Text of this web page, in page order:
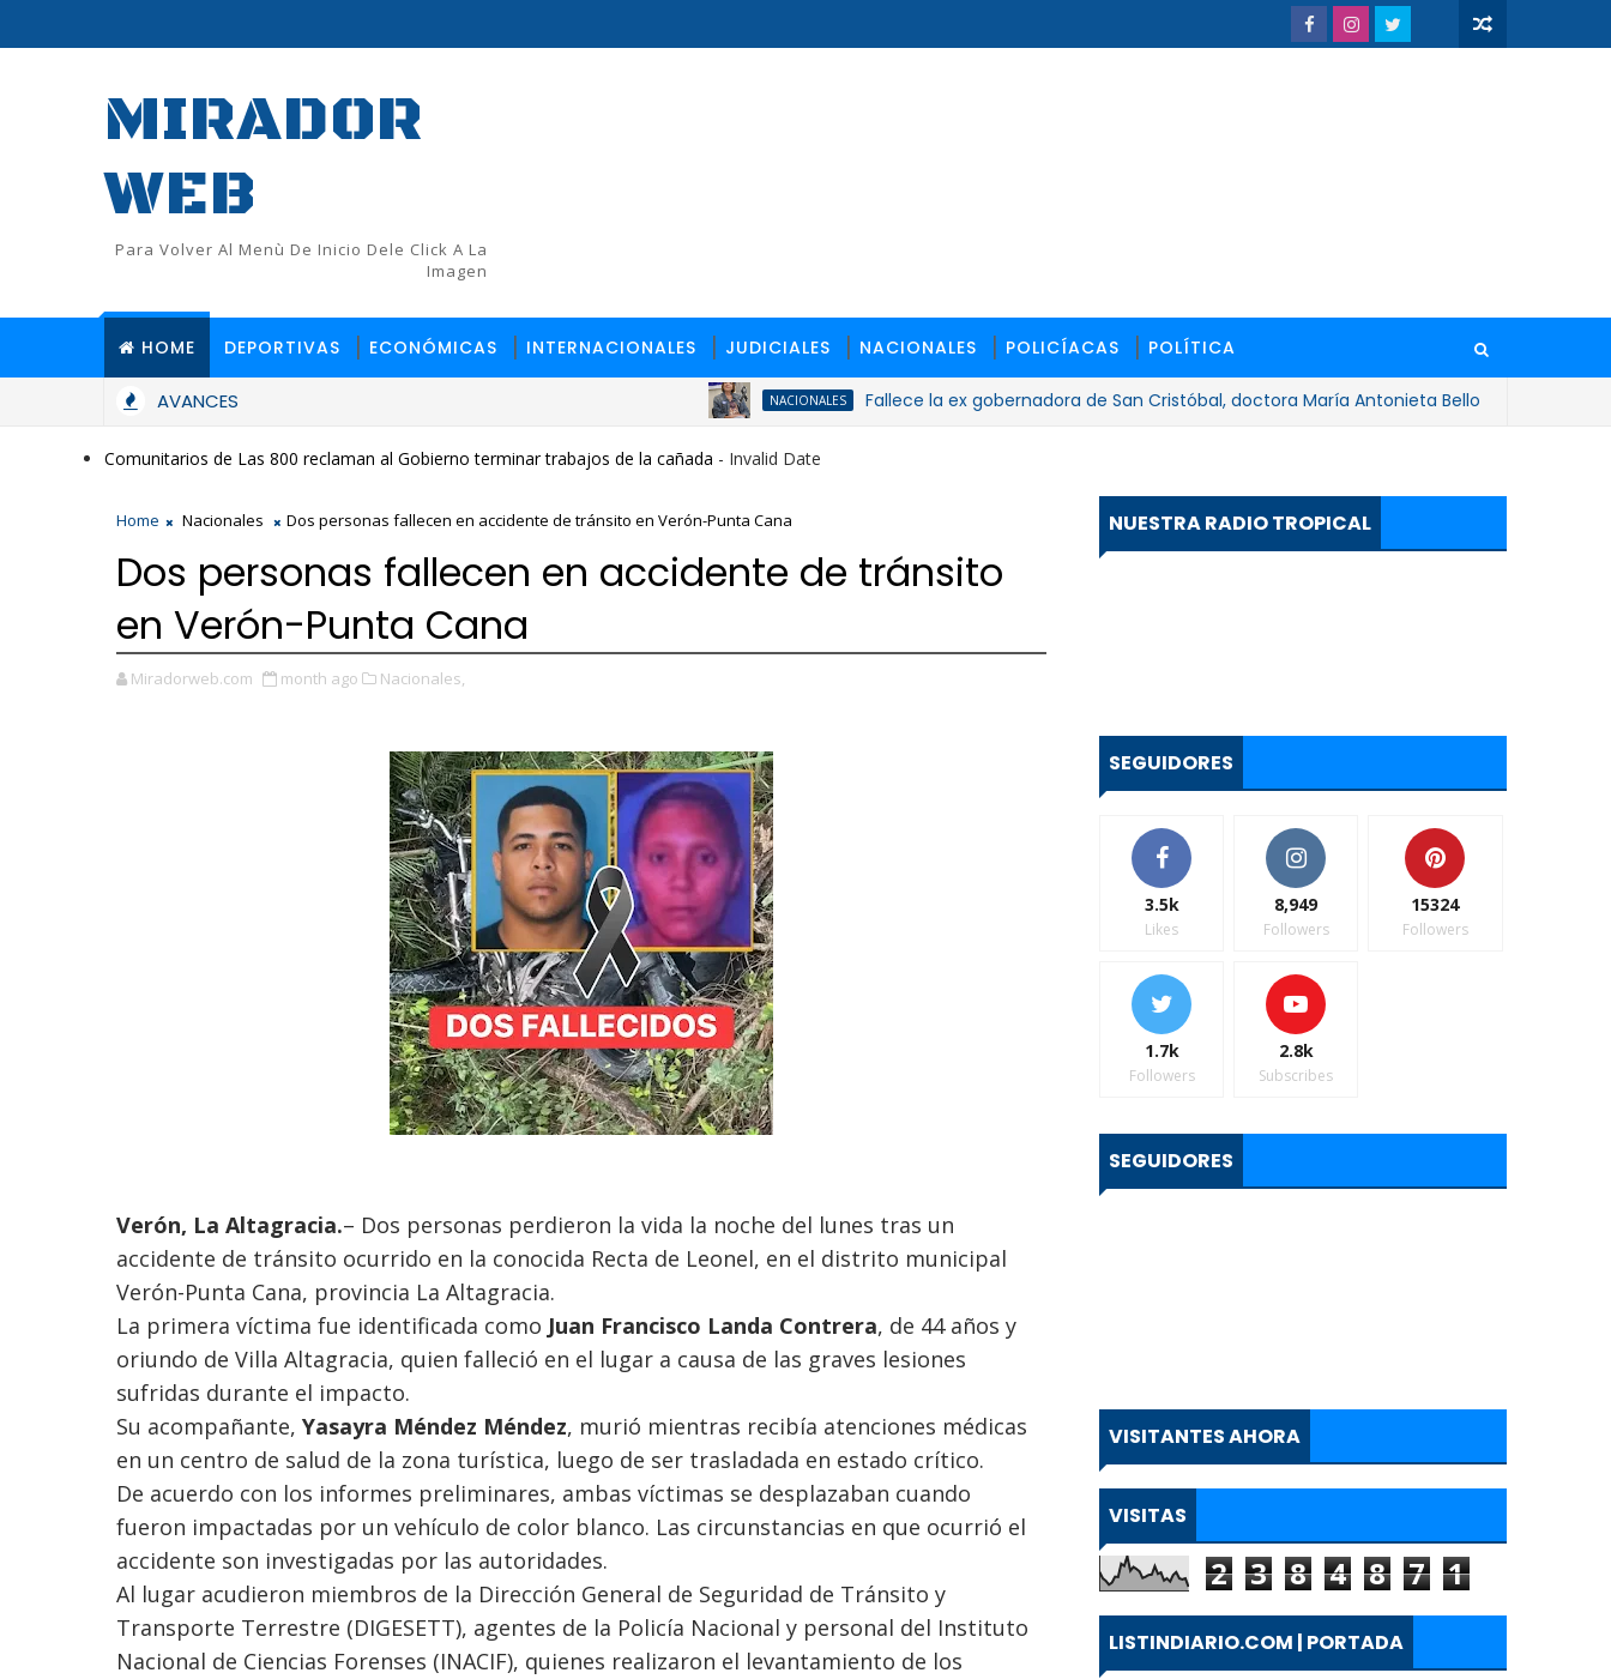
MIRADOR
WEB
Para Volver Al Menù De Inicio Dele Click A La
Imagen
HOME DEPORTIVAS ECONÓMICAS INTERNACIONALES JUDICIALES NACIONALES POLICÍACAS POLÍTICA
AVANCES NACIONALES Fallece la ex gobernadora de San Cristóbal, doctora María Antonieta Bello
Comunitarios de Las 800 reclaman al Gobierno terminar trabajos de la cañada - Invalid Date
Home Nacionales Dos personas fallecen en accidente de tránsito en Verón-Punta Cana
Dos personas fallecen en accidente de tránsito
en Verón-Punta Cana
Miradorweb.com month ago Nacionales,
Verón, La Altagracia.– Dos personas perdieron la vida la noche del lunes tras un
accidente de tránsito ocurrido en la conocida Recta de Leonel, en el distrito municipal
Verón-Punta Cana, provincia La Altagracia.
La primera víctima fue identificada como Juan Francisco Landa Contrera, de 44 años y
oriundo de Villa Altagracia, quien falleció en el lugar a causa de las graves lesiones
sufridas durante el impacto.
Su acompañante, Yasayra Méndez Méndez, murió mientras recibía atenciones médicas
en un centro de salud de la zona turística, luego de ser trasladada en estado crítico.
De acuerdo con los informes preliminares, ambas víctimas se desplazaban cuando
fueron impactadas por un vehículo de color blanco. Las circunstancias en que ocurrió el
accidente son investigadas por las autoridades.
Al lugar acudieron miembros de la Dirección General de Seguridad de Tránsito y
Transporte Terrestre (DIGESETT), agentes de la Policía Nacional y personal del Instituto
Nacional de Ciencias Forenses (INACIF), quienes realizaron el levantamiento de los
NUESTRA RADIO TROPICAL
SEGUIDORES
3.5k
Likes
8,949
Followers
15324
Followers
1.7k
Followers
2.8k
Subscribes
SEGUIDORES
VISITANTES AHORA
VISITAS
2 3 8 4 8 7 1
LISTINDIARIO.COM | PORTADA